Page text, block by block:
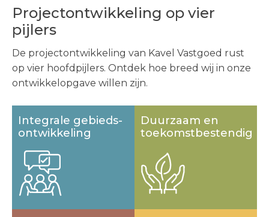
Projectontwikkeling op vier
pijlers
De projectontwikkeling van Kavel Vastgoed rust
op vier hoofdpijlers. Ontdek hoe breed wij in onze
ontwikkelopgave willen zijn.
Integrale gebieds­
ontwikkeling
Duurzaam en
toekomst­bestendig